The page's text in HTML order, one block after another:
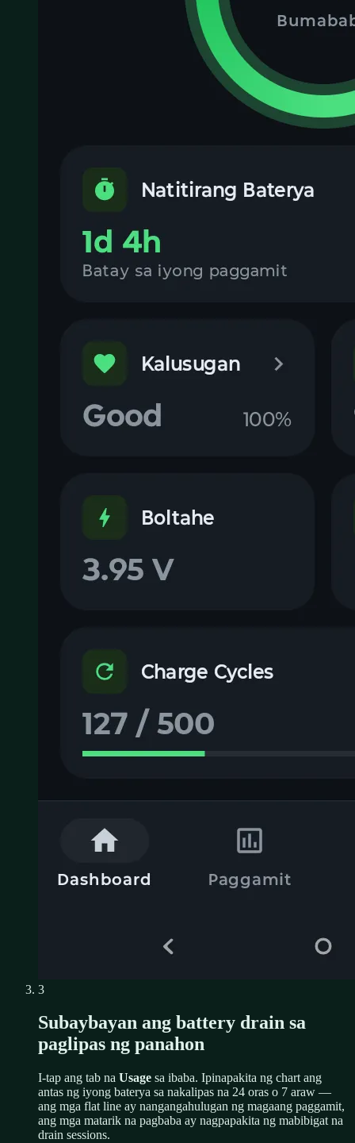
3
Subaybayan ang battery drain sa
paglipas ng panahon
I-tap ang tab na Usage sa ibaba. Ipinapakita ng chart ang
antas ng iyong baterya sa nakalipas na 24 oras o 7 araw —
ang mga flat line ay nangangahulugan ng magaang paggamit,
ang mga matarik na pagbaba ay nagpapakita ng mabibigat na
drain sessions.